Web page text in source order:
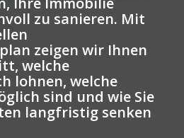
zu sanieren. Mit
zeigen wir Ihnen
welche
lohnen, welche
sind und wie Sie
langfristig senken